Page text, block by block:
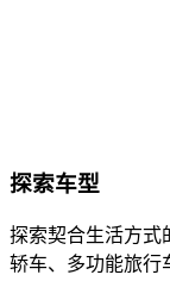
探索车型
探索契合生活方式
轿车、多功能旅行